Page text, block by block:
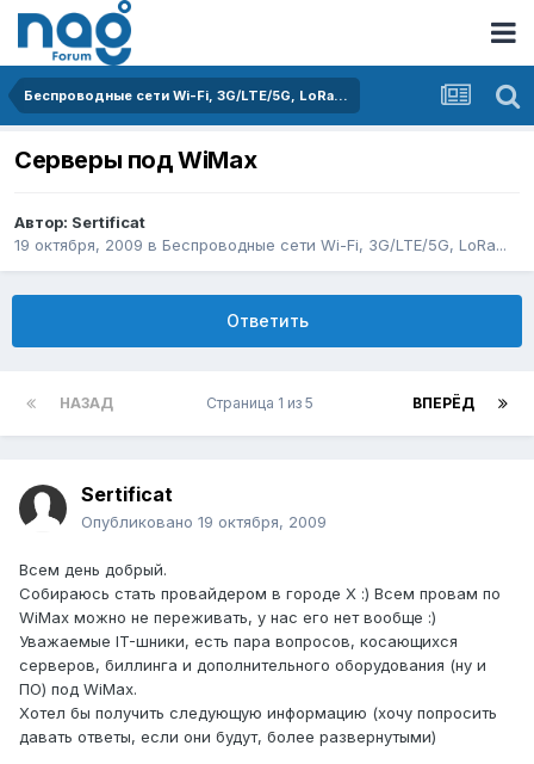
Беспроводные сети Wi-Fi, 3G/LTE/5G, LoRa...
Серверы под WiMax
Автор: Sertificat
19 октября, 2009 в Беспроводные сети Wi-Fi, 3G/LTE/5G, LoRa...
Ответить
НАЗАД ВПЕРЁД
Страница 1 из 5
Sertificat
Опубликовано 19 октября, 2009
Всем день добрый.
Собираюсь стать провайдером в городе X :) Всем провам по
WiMax можно не переживать, у нас его нет вообще :)
Уважаемые IT-шники, есть пара вопросов, косающихся
серверов, биллинга и дополнительного оборудования (ну и
ПО) под WiMax.
Хотел бы получить следующую информацию (хочу попросить
давать ответы, если они будут, более развернутыми)